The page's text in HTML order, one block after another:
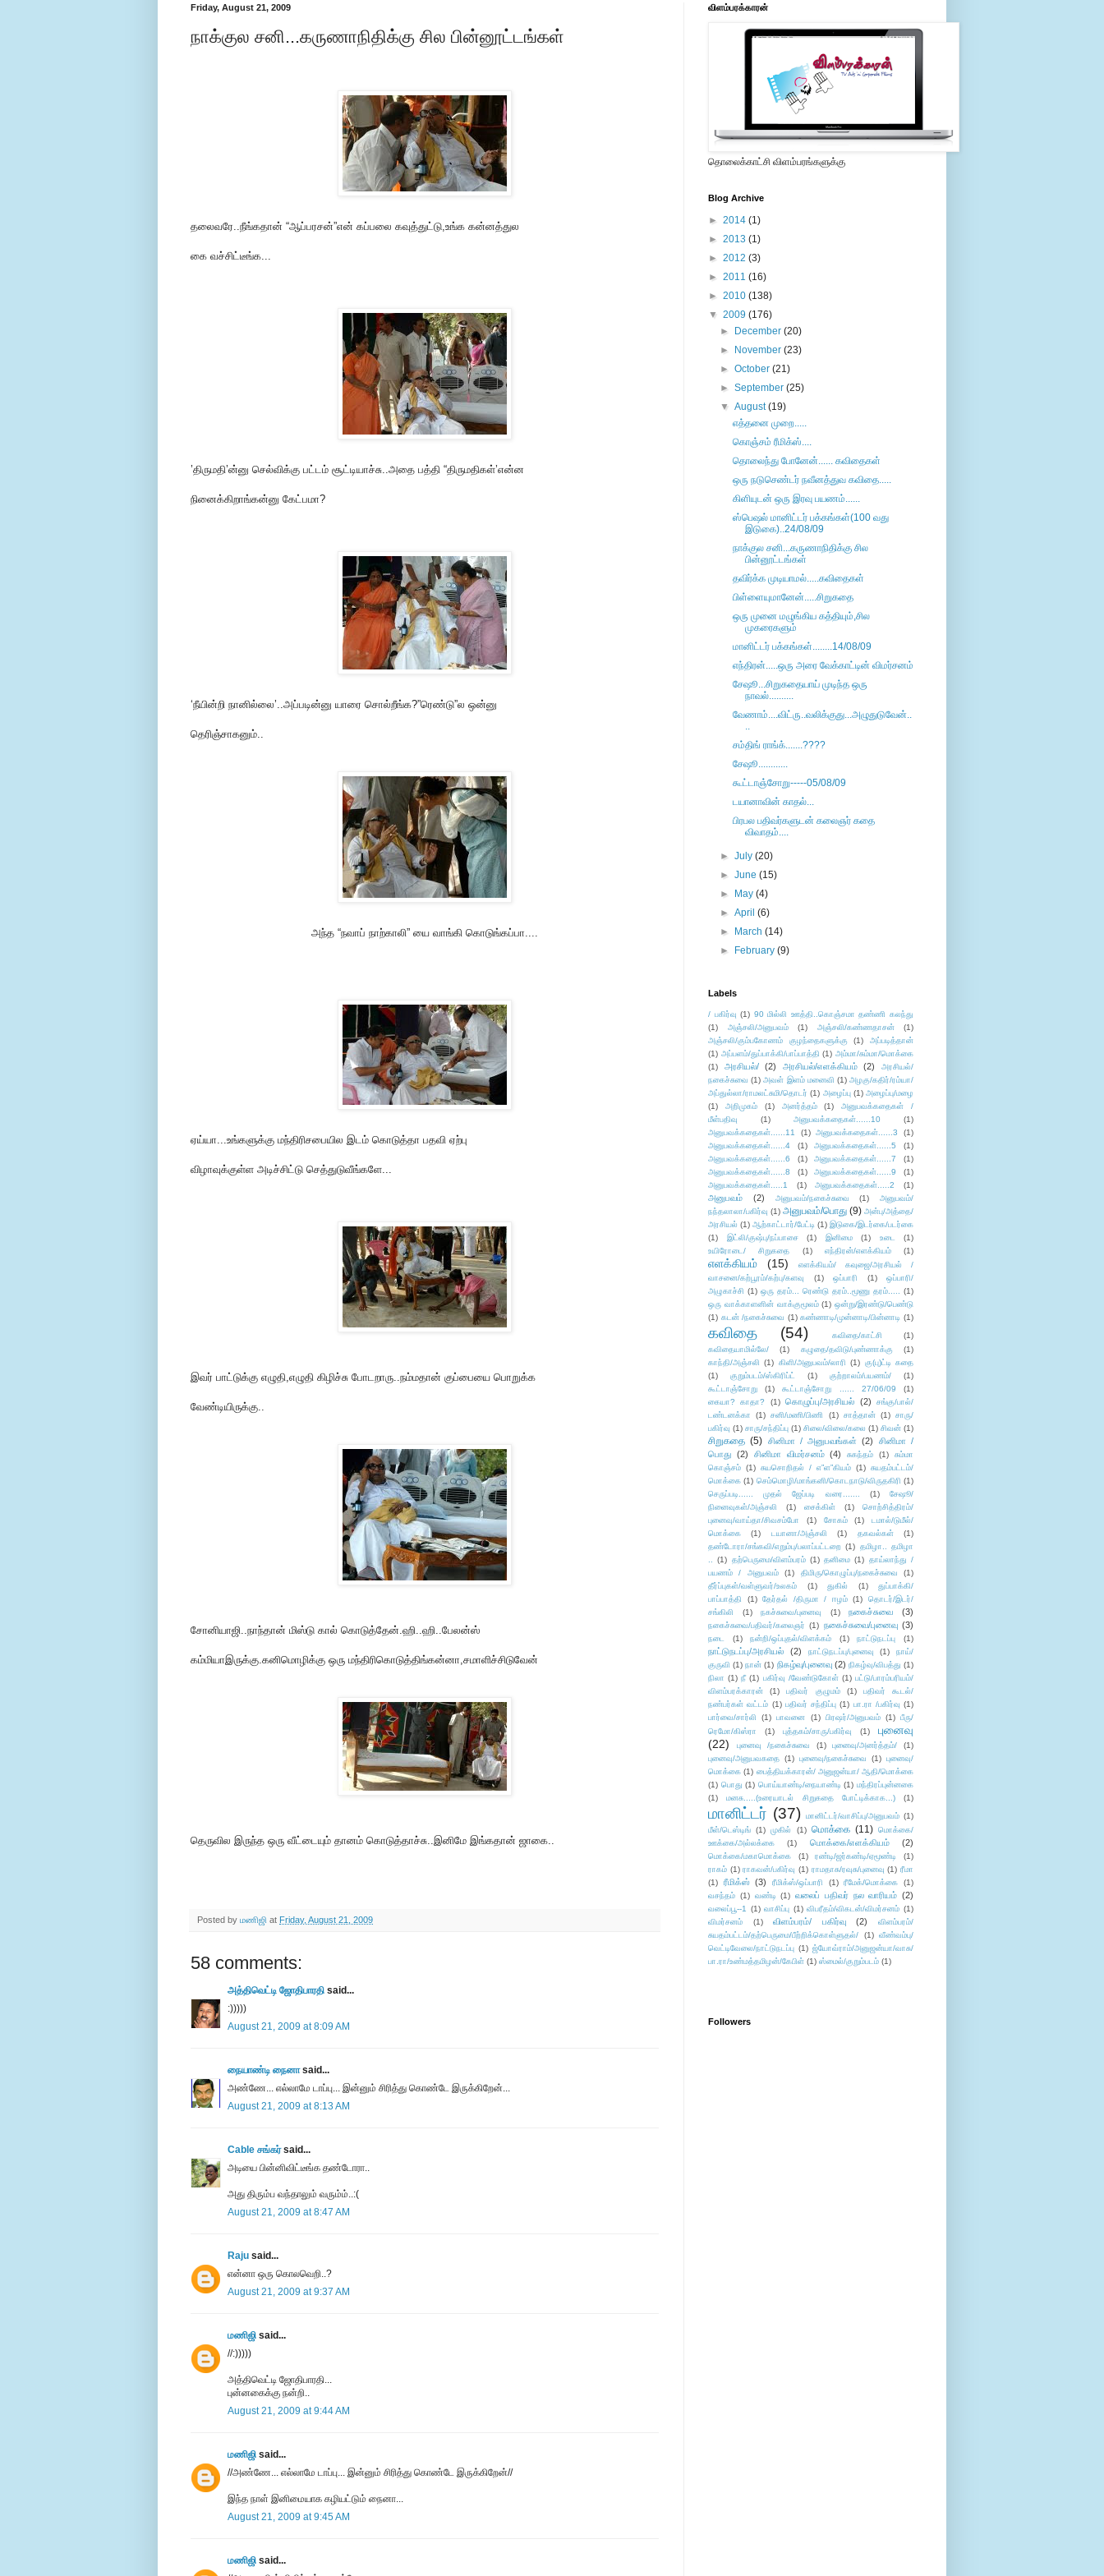
Friday, August 21, 2009
நாக்குல சனி...கருணாநிதிக்கு சில பின்னூட்டங்கள்
தலைவரே..நீங்கதான் “ஆப்பரசன்”என் கப்பலை கவுத்துட்டு,உங்க கன்னத்துல
கை வச்சிட்டீங்க...
’திருமதி’ன்னு செல்விக்கு பட்டம் சூட்டியாச்சு..அதை பத்தி “திருமதிகள்’என்ன
நினைக்கிறாங்கன்னு கேட்பமா?
‘நீயின்றி நானில்லை’..அப்படின்னு யாரை சொல்றீங்க?”ரெண்டு”ல ஒன்னு
தெரிஞ்சாகனும்..
அந்த “நவாப் நாற்காலி” யை வாங்கி கொடுங்கப்பா....
ஏய்யா...உங்களுக்கு மந்திரிசபையில இடம் கொடுத்தா பதவி ஏற்பு
விழாவுக்குள்ள அடிச்சிட்டு செத்துடுவீங்களே...
இவர் பாட்டுக்கு எழுதி,எழுதி கிழிச்சு போடறாரு..நம்மதான் குப்பையை பொறுக்க
வேண்டியிருக்கு..
சோனியாஜி..நாந்தான் மிஸ்டு கால் கொடுத்தேன்.ஹி..ஹி..பேலன்ஸ்
கம்மியாஇருக்கு.கனிமொழிக்கு ஒரு மந்திரிகொடுத்திங்கன்னா,சமாளிச்சிடுவேன்
தெருவில இருந்த ஒரு வீட்டையும் தானம் கொடுத்தாச்சு..இனிமே இங்கதான் ஜாகை..
Posted by மணிஜி at Friday, August 21, 2009
58 comments:
அத்திவெட்டி ஜோதிபாரதி said...
:)))))
August 21, 2009 at 8:09 AM
நையாண்டி நைனாsaid...
அண்ணே... எல்லாமே டாப்பு... இன்னும் சிரித்து கொண்டே இருக்கிறேன்...
August 21, 2009 at 8:13 AM
Cable சங்கர்said...
அடியை பின்னிவிட்டீங்க தண்டோரா..
அது திரும்ப வந்தாலும் வரும்ம்..:(
August 21, 2009 at 8:47 AM
Raju said...
என்னா ஒரு கொலவெறி..?
August 21, 2009 at 9:37 AM
மணிஜி said...
//:)))))
அத்திவெட்டி ஜோதிபாரதி...
புன்னகைக்கு நன்றி..
August 21, 2009 at 9:44 AM
மணிஜி said...
//அண்ணே... எல்லாமே டாப்பு... இன்னும் சிரித்து கொண்டே இருக்கிறேன்//
இந்த நாள் இனிமையாக கழியட்டும் நைனா...
August 21, 2009 at 9:45 AM
மணிஜி said...
விளம்பரக்காரன்
தொலைக்காட்சி விளம்பரங்களுக்கு
Blog Archive
► 2014 (1)
► 2013 (1)
► 2012 (3)
► 2011 (16)
► 2010 (138)
▼ 2009 (176)
►
December(20)
►
November(23)
►October(21)
►September(25)
▼August(19)
எத்தனை முறை.....
கொஞ்சம் ரீமிக்ஸ்....
தொலைந்து போனேன்...... கவிதைகள்
ஒரு நடுசெண்டர் நவீனத்துவ கவிதை.....
கிளியுடன் ஒரு இரவு பயணம்......
ஸ்பெஷல் மானிட்டர் பக்கங்கள்(100 வது
இடுகை)..24/08/09
நாக்குல சனி...கருணாநிதிக்கு சில
பின்னூட்டங்கள்
தவிர்க்க முடியாமல்.....கவிதைகள்
பிள்ளையுமானேன்.....சிறுகதை
ஒரு முனை மழுங்கிய கத்தியும்,சில
முகரைகளும்
மானிட்டர் பக்கங்கள்........14/08/09
எந்திரன்.....ஒரு அரை வேக்காட்டின் விமர்சனம்
சேஷூ...சிறுகதையாய் முடிந்த ஒரு
நாவல்..........
வேணாம்....விட்ரு..வலிக்குது...அழுதுடுவேன்..
..
சம்திங் ராங்க்.......????
சேஷூ............
கூட்டாஞ்சோறு-----05/08/09
டயானாவின் காதல்...
பிரபல பதிவர்களுடன் கலைஞர் கதை
விவாதம்....
►July(20)
►June(15)
►
May(4)
►April(6)
►
March(14)
►
February(9)
Labels
/ பகிர்வு (1) 90 மில்லி ஊத்தி..கொஞ்சமா தண்ணி கலந்து
(1)
அஞ்சலி/அனுபவம் (1) அஞ்சலி/கண்ணதாசன்
(1)
அஞ்சலி/கும்பகோணம் குழந்தைகளுக்கு
(1)
அப்படித்தான்
(1) அப்பளம்/துப்பாக்கி/பாப்பாத்தி (1) அம்மா/சும்மா/மொக்கை
(1)
அரசியல்/ (2) அரசியல்/எளக்கியம் (2)
அரசியல்/
நகைச்சுவை (1) அவள் இளம் மனைவி (1) அழகு/கதிர்/ரம்யா/
அப்துல்லா/ராமலட்சுமி/தொடர் (1) அழைப்பு (1) அழைப்பு/மழை
(1)
அறிமுகம் (1) அனர்த்தம் (1)
அனுபவக்கதைகள் /
மீள்பதிவு
(1) அனுபவக்கதைகள்......10
(1)
அனுபவக்கதைகள்......11
(1) அனுபவக்கதைகள்......3
(1)
அனுபவக்கதைகள்......4
(1) அனுபவக்கதைகள்......5
(1)
அனுபவக்கதைகள்......6
(1) அனுபவக்கதைகள்......7
(1)
அனுபவக்கதைகள்......8
(1) அனுபவக்கதைகள்......9
(1)
அனுபவக்கதைகள்.....1
(1) அனுபவக்கதைகள்.....2 (1)
அனுபவம் (2) அனுபவம்/நகைச்சுவை (1)
அனுபவம்/
நந்தலாலா/பகிர்வு (1) அனுபவம்/பொது (9) அன்பு/அத்தை/
அரசியல் (1) ஆற்காட்டார்/பேட்டி (1) இடுகை/இடர்கை/படர்கை
(1)
இட்லி/குஷ்பு/நப்பாசை (1) இனிமை (1) உடை
(1)
உயிரோடை/ சிறுகதை
(1) எந்திரன்/எளக்கியம் (1)
எளக்கியம் (15)
எளக்கியம்/ கவுஜை/அரசியல் /
வாசனை/கற்பூரம்/கற்பு/களவு
(1) ஒப்பாரி (1)
ஒப்பாரி/
அழுகாச்சி (1) ஒரு தரம்... ரெண்டு தரம்..மூணு தரம்..... (1)
ஒரு வாக்காளனின் வாக்குமூலம் (1) ஒன்று/இரண்டு/பெண்டு
(1) கடன் /நகைச்சுவை (1) கண்ணாடி/முன்னாடி/பின்னாடி (1)
கவிதை (54) கவிதை/காட்சி
(1)
கவிதையாமில்லே/
(1) கழுதை/தவிடு/புண்ணாக்கு
(1)
காந்தி/அஞ்சலி (1) கிளி/அனுபவம்/லாரி (1) கு(பு)ட்டி கதை
(1)
குறும்படம்/ஸ்கிரிப்ட் (1) குற்றாலம்/பயணம்/
(1)
கூட்டாஞ்சோறு
(1) கூட்டாஞ்சோறு ...... 27/06/09
(1)
கையா? காதா?
(1) கொழுப்பு/அரசியல் (2)
சங்கு/பால்/
டண்டனக்கா
(1) சனி/மணி/பிணி (1) சாத்தான் (1) சாரு/
பகிர்வு (1) சாரு/சந்திப்பு (1) சிலை/விலை/கலை (1) சிவன் (1)
சிறுகதை (5) சினிமா / அனுபவங்கள் (2)
சினிமா /
பொது (2) சினிமா விமர்சனம் (4) சுகந்தம் (1)
சும்மா
கொஞ்சம் (1) சுயசொறிதல் / எ”ள”கியம் (1) சுயதம்பட்டம்/
மொக்கை (1) செம்மொழி/மாங்கனி/கொடநாடு/விருதகிரி (1)
செருப்படி...... முதல் ஜேப்படி வரை.......
(1)
சேஷூ/
நினைவுகள்/அஞ்சலி
(1) சைக்கிள் (1)
சொற்சித்திரம்/
புனைவு/வாய்தா/சிவசம்போ
(1) சோகம் (1)
டமால்/டுமீல்/
மொக்கை
(1) டயானா/அஞ்சலி (1) தகவல்கள்
(1)
தண்டோரா/சங்கவி/எறும்பு/பலாப்பட்டறை (1) தமிழா.. தமிழா
.. (1) தற்பெருமை/விளம்பரம் (1) தனிமை (1) தாய்லாந்து /
பயணம் / அனுபவம்
(1) திமிரு/கொழுப்பு/நகைச்சுவை
(1)
தீர்ப்புகள்/வள்ளுவர்/உலகம்
(1) துகில் (1)
துப்பாக்கி/
பாப்பாத்தி
(1) தேர்தல் /திருமா / ஈழம் (1)
தொடர்/இடர்/
சங்கிலி
(1) நகச்சுவை/புனைவு (1) நகைச்சுவை (3)
நகைச்சுவை/பதிவர்/கலைஞர் (1) நகைச்சுவை/புனைவு (3)
நடை (1) நன்றி/ஒப்புதல்/விளக்கம் (1) நாட்டுநடப்பு (1)
நாட்டுநடப்பு/அரசியல் (2) நாட்டுநடப்பு/புனைவு (1)
நாய்/
குருவி (1) நான் (1) நிகழ்வு/புனைவு (2) நிகழ்வு/விபத்து (1)
நிலா (1) நீ (1) பகிர்வு /வேண்டுகோள் (1) பட்டு/பாரம்பரியம்/
விளம்பரக்காரன்
(1) பதிவர் குழுமம் (1)
பதிவர் கூடல்/
நண்பர்கள் வட்டம் (1) பதிவர் சந்திப்பு (1) பா.ரா /பகிர்வு (1)
பார்வை/சார்லி
(1) பாவனை (1) பிரஷர்/அனுபவம் (1) பீரு/
ரெமோ/கிஸ்ரா
(1) புத்தகம்/சாரு/பகிர்வு (1)
புனைவு
(22)
புனைவு /நகைச்சுவை (1) புனைவு/அனர்த்தம்/
(1)
புனைவு/அனுபவகதை (1) புனைவு/நகைச்சுவை (1) புனைவு/
மொக்கை (1) பைத்தியக்காரன்/ அனுஜன்யா/ ஆதி/மொக்கை
(1) பொது (1) பொய்யாண்டி/நையாண்டி (1) மந்திரப்புன்னகை
(1)
மனசு.....(உரையாடல் சிறுகதை போட்டிக்காக...) (1)
மானிட்டர் (37) மானிட்டர்/வாசிப்பு/அனுபவம் (1)
மீள்/டெஸ்டிங் (1) முகில் (1) மொக்கை (11) மொக்கை/
ஊக்கை/அல்லக்கை
(1) மொக்கை/எளக்கியம் (2)
மொக்கை/மகாமொக்கை (1) ரண்டி/ஜர்கண்டி/ஏமூண்டி
(1)
ராகம் (1) ராகவன்/பகிர்வு (1) ராமதாசு/ரவுசு/புனைவு (1) ரீமா
(1)
ரீமிக்ஸ் (3) ரீமிக்ஸ்/ஒப்பாரி (1) ரீமேக்/மொக்கை
(1)
வசந்தம் (1) வண்டி (1) வலைப் பதிவர் நல வாரியம் (2)
வலைப்பூ--1 (1) வாசிப்பு (1) விபரீதம்/விகடன்/விமர்சனம் (1)
விமர்சனம்
(1) விளம்பரம்/ பகிர்வு (2)
விளம்பரம்/
சுயதம்பட்டம்/தற்பெருமை/பீற்றிக்கொள்ளுதல்/
(1) வீண்வம்பு/
வெட்டிவேலை/நாட்டுநடப்பு (1) ஜ்யோவ்ராம்/அனுஜன்யா/வாசு/
பா.ரா/உண்மத்தமிழன்/கேபிள் (1) ஸ்மைல்/குறும்படம் (1)
Followers